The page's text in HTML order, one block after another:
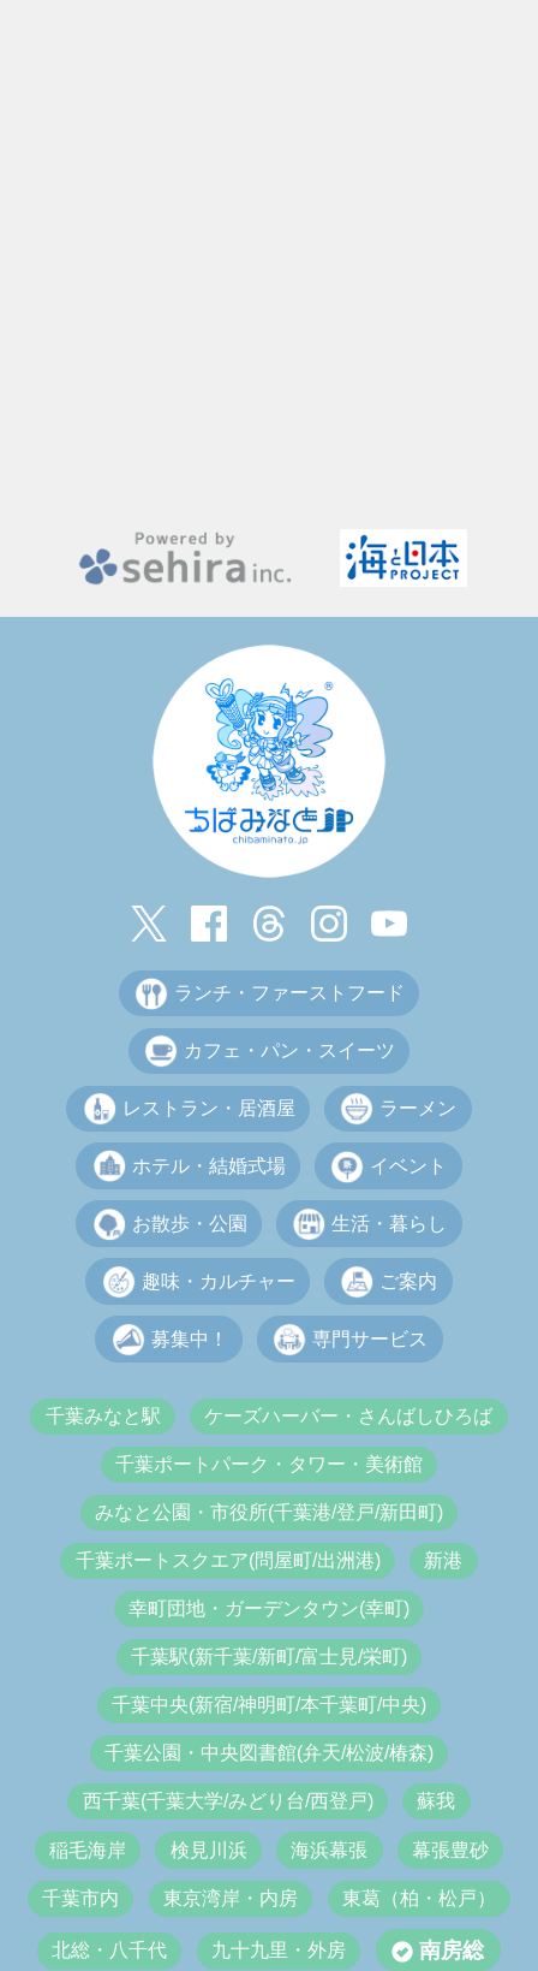
ランチ・ファーストフード
カフェ・パン・スイーツ
レストラン・居酒屋 ラーメン
ホテル・結婚式場 イベント
お散歩・公園 生活・暮らし
趣味・カルチャー ご案内
募集中！ 専門サービス
千葉みなと駅 ケーズハーバー・さんばしひろば
千葉ポートパーク・タワー・美術館
みなと公園・市役所(千葉港/登戸/新田町)
千葉ポートスクエア(問屋町/出洲港) 新港
幸町団地・ガーデンタウン(幸町)
千葉駅(新千葉/新町/富士見/栄町)
千葉中央(新宿/神明町/本千葉町/中央)
千葉公園・中央図書館(弁天/松波/椿森)
西千葉(千葉大学/みどり台/西登戸) 蘇我
稲毛海岸 検見川浜 海浜幕張 幕張豊砂
千葉市内 東京湾岸・内房 東葛（柏・松戸）
北総・八千代 九十九里・外房 南房総